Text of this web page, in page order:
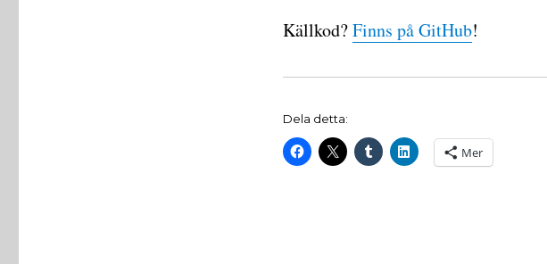
Källkod?Finns på GitHub!
Dela detta:
Mer